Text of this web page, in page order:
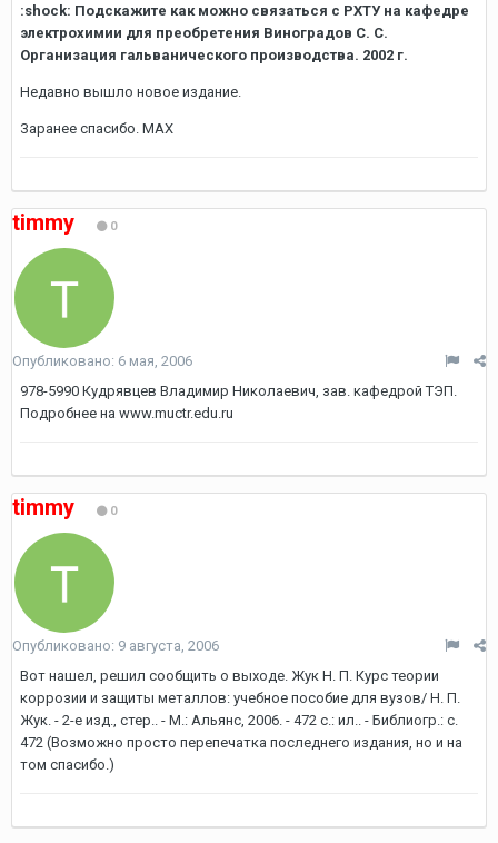
:shock: Подскажите как можно связаться с РХТУ на кафедре
электрохимии для преобретения Виноградов С. С.
Организация гальванического производства. 2002 г.
Недавно вышло новое издание.
Заранее спасибо. MAX
timmy 0
Опубликовано: 6 мая, 2006
978-5990 Кудрявцев Владимир Николаевич, зав. кафедрой ТЭП.
Подробнее на www.muctr.edu.ru
timmy 0
Опубликовано: 9 августа, 2006
Вот нашел, решил сообщить о выходе. Жук Н. П. Курс теории
коррозии и защиты металлов: учебное пособие для вузов/ Н. П.
Жук. - 2-е изд., стер.. - М.: Альянс, 2006. - 472 с.: ил.. - Библиогр.: с.
472 (Возможно просто перепечатка последнего издания, но и на
том спасибо.)